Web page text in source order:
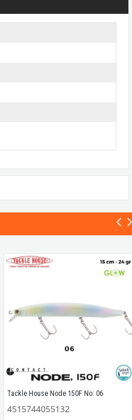
Tackle House Node 150F No: 06
4515744055132